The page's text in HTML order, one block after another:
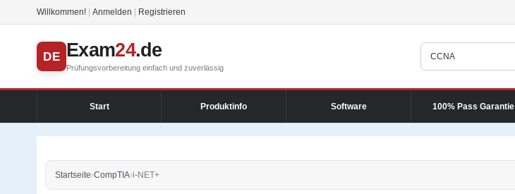
Willkommen! Anmelden Registrieren
DE Exam24.de
Prüfungsvorbereitung einfach und zuverlässig
Start Produktinfo Software 100% Pass Garantie
Startseite›CompTIA›i-NET+